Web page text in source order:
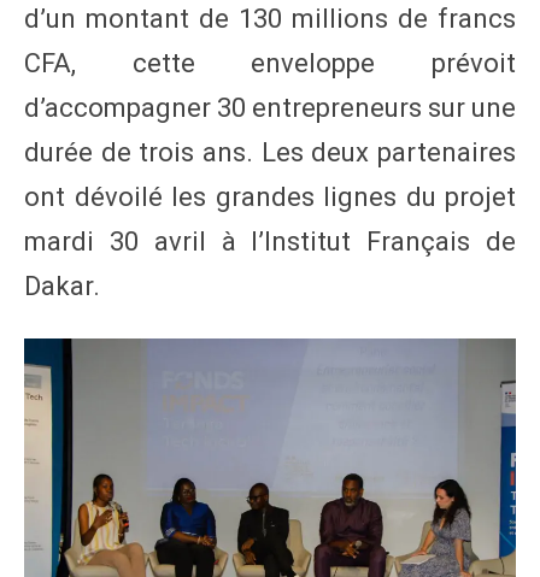
d’un montant de 130 millions de francs
CFA, cette enveloppe prévoit
d’accompagner 30 entrepreneurs sur une
durée de trois ans. Les deux partenaires
ont dévoilé les grandes lignes du projet
mardi 30 avril à l’Institut Français de
Dakar.